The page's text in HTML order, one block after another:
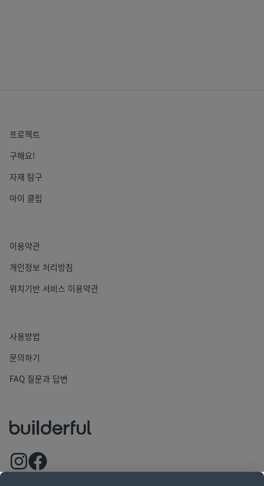
프로젝트
구해요!
자재 탐구
마이 클립
이용약관
개인정보 처리방침
위치기반 서비스 이용약관
사용방법
문의하기
FAQ 질문과 답변